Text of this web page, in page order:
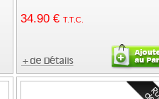
34.90 € T.T.C.